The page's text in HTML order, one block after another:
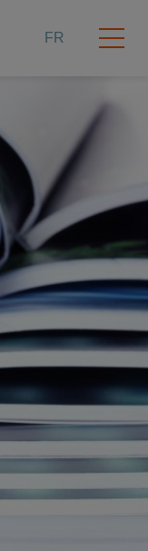
FR